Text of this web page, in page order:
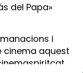
del Papa»
i
cinema aquest